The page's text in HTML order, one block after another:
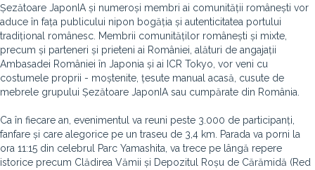
Șezătoare JaponIA și numeroși membri ai comunității românești vor
aduce în fața publicului nipon bogăția și autenticitatea portului
tradițional românesc. Membrii comunităților românești și mixte,
precum și parteneri și prieteni ai României, alături de angajații
Ambasadei României în Japonia și ai ICR Tokyo, vor veni cu
costumele proprii - moștenite, țesute manual acasă, cusute de
mebrele grupului Șezătoare JaponIA sau cumpărate din România.
Ca în fiecare an, evenimentul va reuni peste 3.000 de participanți,
fanfare și care alegorice pe un traseu de 3,4 km. Parada va porni la
ora 11:15 din celebrul Parc Yamashita, va trece pe lângă repere
istorice precum Clădirea Vămii și Depozitul Roșu de Cărămidă (Red